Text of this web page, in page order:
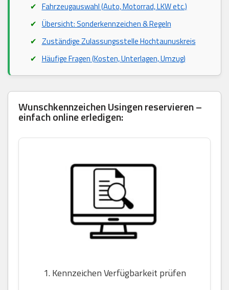
Fahrzeugauswahl (Auto, Motorrad, LKW etc.)
Übersicht: Sonderkennzeichen & Regeln
Zuständige Zulassungsstelle Hochtaunuskreis
Häufige Fragen (Kosten, Unterlagen, Umzug)
Wunschkennzeichen Usingen reservieren –
einfach online erledigen:
1. Kennzeichen Verfügbarkeit prüfen